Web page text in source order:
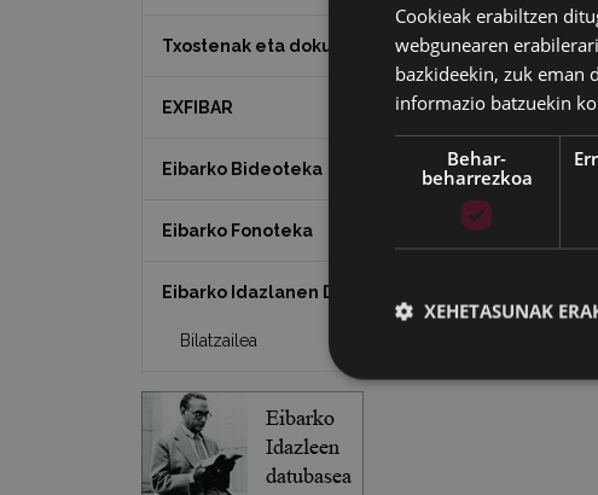
Txostenak eta dokumentuak
EXFIBAR
Eibarko Bideoteka
Eibarko Fonoteka
Eibarko Idazlanen Datu-basea
Bilatzailea
Cookieak erabiltzen
webgunearen
bazkideekin, zuk eman
informazio batzuekin
Behar-
beharrezkoa
XEHETASUNAK